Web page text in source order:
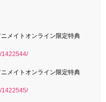
メイトオンライン限定特典
1422544/
メイトオンライン限定特典
1422545/